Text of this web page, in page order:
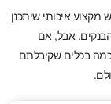
מקצוע איכותי שיתכנן
אבל, אם
בכלים שקיבלתם